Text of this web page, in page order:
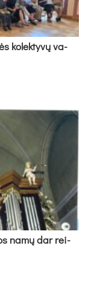
ko­lek­ty­vų va­
na­mų dar rei­